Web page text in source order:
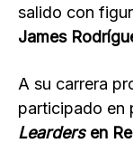
salido con
James
A su carrera
participado en
Leardersen